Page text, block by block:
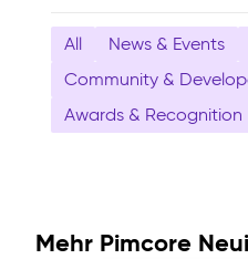
All News & Events
Community &
Awards & Recognition
Mehr Pimcore